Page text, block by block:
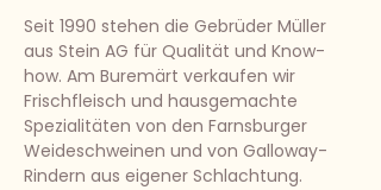
Seit 1990 stehen die Gebrüder Müller
aus Stein AG für Qualität und Know-
how. Am Buremärt verkaufen wir
Frischfleisch und hausgemachte
Spezialitäten von den Farnsburger
Weideschweinen und von Galloway-
Rindern aus eigener Schlachtung.